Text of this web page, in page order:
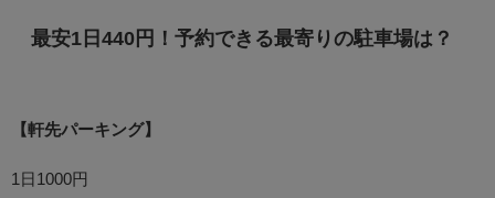
最安1日440円！予約できる最寄りの駐車場は？
【軒先パーキング】
1日1000円